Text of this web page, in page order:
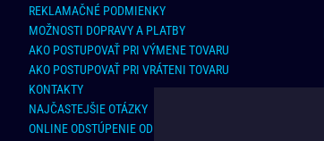
REKLAMAČNÉ PODMIENKY
MOŽNOSTI DOPRAVY A PLATBY
AKO POSTUPOVAŤ PRI VÝMENE TOVARU
AKO POSTUPOVAŤ PRI VRÁTENI TOVARU
KONTAKTY
NAJČASTEJŠIE OTÁZKY
ONLINE ODSTÚPENIE OD ZMLUVY